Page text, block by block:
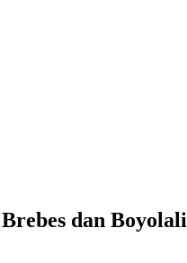
dan Boyolali